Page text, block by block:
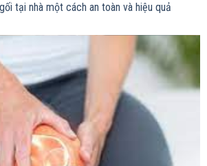
tại nhà một cách an toàn và hiệu quả